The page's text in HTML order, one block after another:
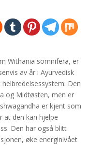
Withania somnifera, er
av år i Ayurvedisk
Den
og Midtøsten, men er
er kjent som
at den kan hjelpe
Den har også blitt
øke energinivået